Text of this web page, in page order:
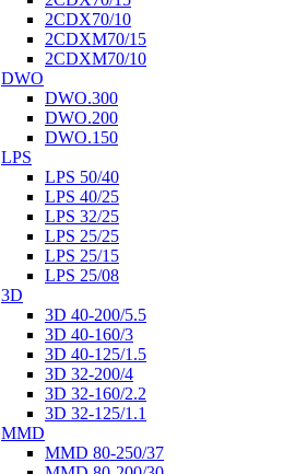
2CDX70/10
2CDXM70/15
2CDXM70/10
DWO
DWO.300
DWO.200
DWO.150
LPS
LPS 50/40
LPS 40/25
LPS 32/25
LPS 25/25
LPS 25/15
LPS 25/08
3D
3D 40-200/5.5
3D 40-160/3
3D 40-125/1.5
3D 32-200/4
3D 32-160/2.2
3D 32-125/1.1
MMD
MMD 80-250/37